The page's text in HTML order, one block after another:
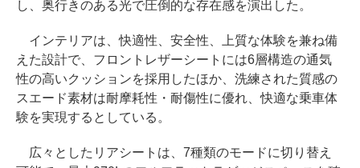
し、奥行きのある光で圧倒的な存在感を演出した。
インテリアは、快適性、安全性、上質な体験を兼ね備
えた設計で、フロントレザーシートには6層構造の通気
性の高いクッションを採用したほか、洗練された質感の
スエード素材は耐摩耗性・耐傷性に優れ、快適な乗車体
験を実現するとしている。
広々としたリアシートは、7種類のモードに切り替え